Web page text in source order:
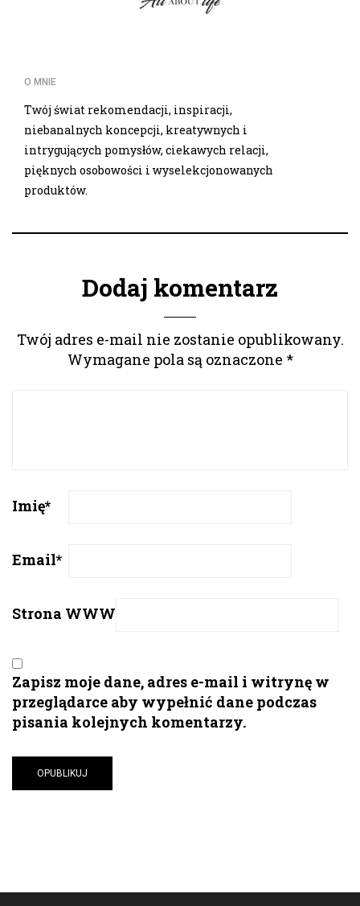
O MNIE
Twój świat rekomendacji, inspiracji,
niebanalnych koncepcji, kreatywnych i
intrygujących pomysłów, ciekawych relacji,
pięknych osobowości i wyselekcjonowanych
produktów.
Dodaj komentarz
Twój adres e-mail nie zostanie opublikowany.
Wymagane pola są oznaczone *
Imię*
Email*
Strona WWW
Zapisz moje dane, adres e-mail i witrynę w
przeglądarce aby wypełnić dane podczas
pisania kolejnych komentarzy.